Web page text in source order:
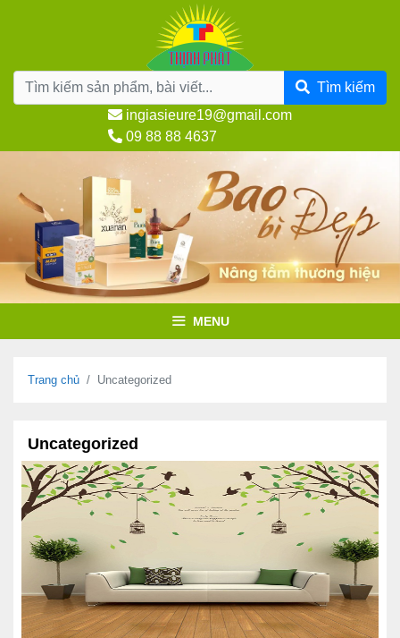
dung
Tìm kiếm
ingiasieure19@gmail.com
09 88 88 4637
MENU
Trang chủ Uncategorized
Uncategorized